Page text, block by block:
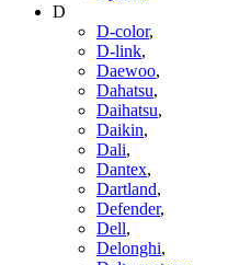
D
D-color,
D-link,
Daewoo,
Dahatsu,
Daihatsu,
Daikin,
Dali,
Dantex,
Dartland,
Defender,
Dell,
Delonghi,